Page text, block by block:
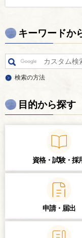
キーワードか
検索の方法
目的から探す
資格・試験・ 採
申請・届出